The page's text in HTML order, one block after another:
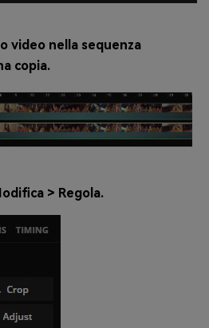
video nella sequenza
copia.
> Regola.